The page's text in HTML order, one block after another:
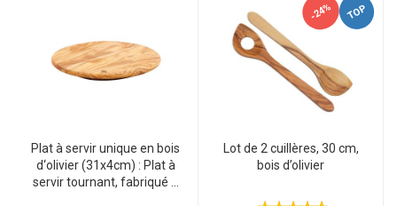
Plat à servir unique en bois
d‘olivier (31x4cm) : Plat à
servir tournant, fabriqué à
-24% TOP
Lot de 2 cuillères, 30 cm,
bois d’olivier